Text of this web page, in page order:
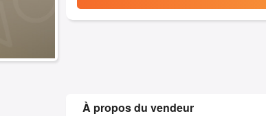
À propos du vendeur